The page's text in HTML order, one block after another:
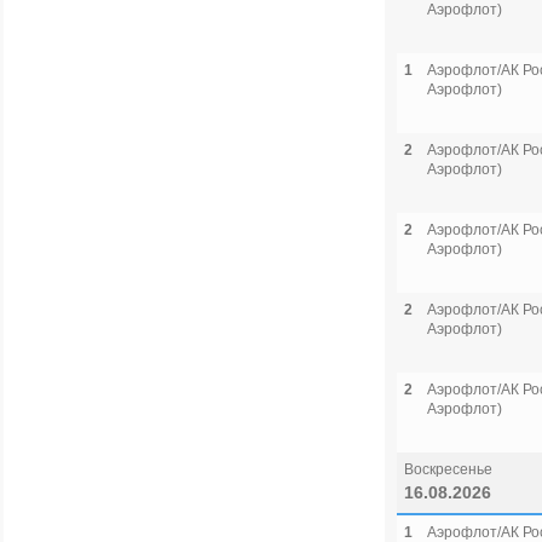
Аэрофлот)
1
Аэрофлот/АК
Аэрофлот)
2
Аэрофлот/АК
Аэрофлот)
2
Аэрофлот/АК
Аэрофлот)
2
Аэрофлот/АК
Аэрофлот)
2
Аэрофлот/АК
Аэрофлот)
Воскресенье
16.08.2026
1
Аэрофлот/АК